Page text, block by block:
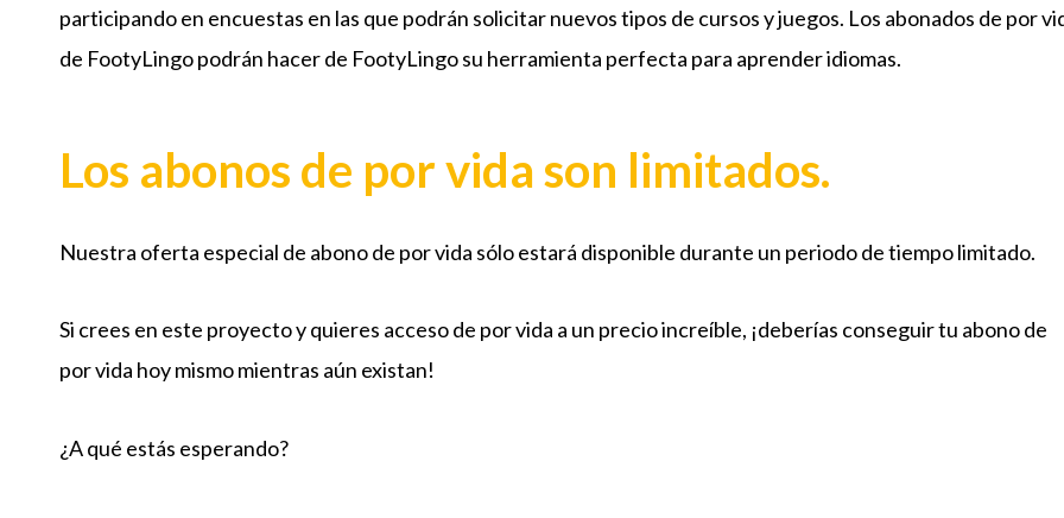
participando en encuestas en las que podrán solicitar nuevos tipos de cursos y juegos. Los abonados de por
de FootyLingo podrán hacer de FootyLingo su herramienta perfecta para aprender idiomas.
Los abonos de por vida son limitados.
Nuestra oferta especial de abono de por vida sólo estará disponible durante un periodo de tiempo limitado.
Si crees en este proyecto y quieres acceso de por vida a un precio increíble, ¡deberías conseguir tu abono de
por vida hoy mismo mientras aún existan!
¿A qué estás esperando?